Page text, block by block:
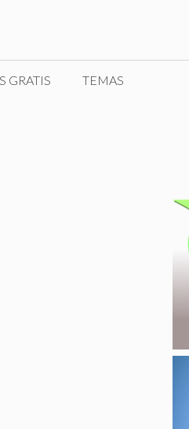
GRATIS TEMAS